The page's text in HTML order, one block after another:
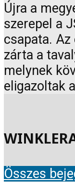
Újra a
szerepel a
csapata.
zárta a
melynek
eligazoltak
Összes